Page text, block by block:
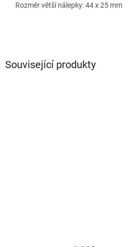
Rozměr větší nálepky: 44 x 25 mm
Související produkty